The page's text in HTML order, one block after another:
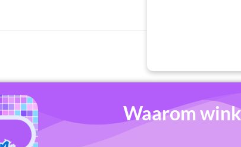
Waarom